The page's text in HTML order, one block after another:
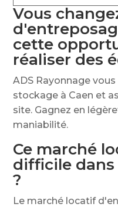
Vous
cette
réaliser des
ADS Rayonnage
stockage à Caen et
site. Gagnez en
maniabilité.
Ce marché
difficile
?
Le marché locatif